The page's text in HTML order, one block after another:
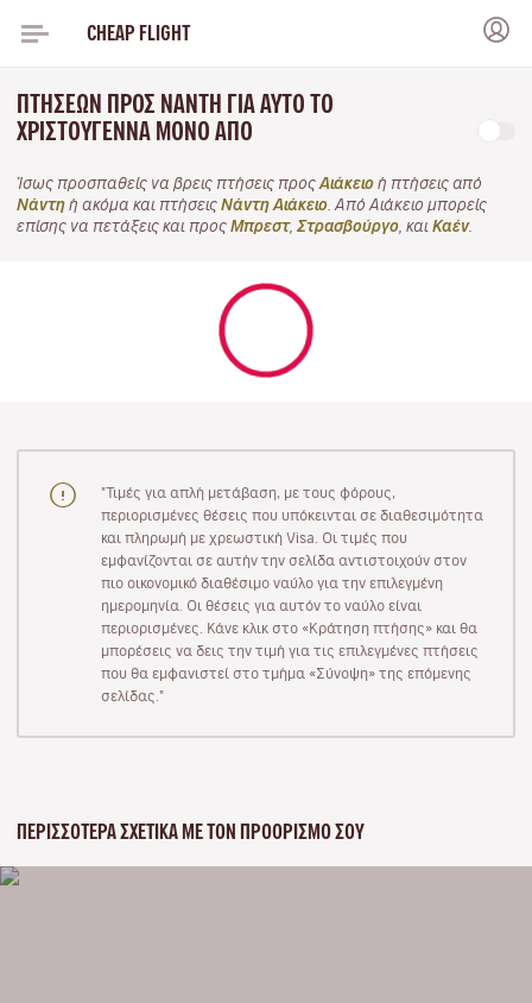
CHEAP FLIGHT
ΠΤΉΣΕΩΝ ΠΡΟΣ ΝΆΝΤΗ ΓΙΑ ΑΥΤΌ ΤΟ
ΧΡΙΣΤΟΎΓΕΝΝΑ ΜΌΝΟ ΑΠΌ
Ίσως προσπαθείς να βρεις πτήσεις προς Αιάκειο ή πτήσεις από
Νάντη ή ακόμα και πτήσεις Νάντη Αιάκειο . Από Αιάκειο μπορείς
επίσης να πετάξεις και προς Μπρεστ, Στρασβούργο , και Καέν.
"Τιμές για απλή μετάβαση, με τους φόρους,
περιορισμένες θέσεις που υπόκεινται σε διαθεσιμότητα
και πληρωμή με χρεωστική Visa. Οι τιμές που
εμφανίζονται σε αυτήν την σελίδα αντιστοιχούν στον
πιο οικονομικό διαθέσιμο ναύλο για την επιλεγμένη
ημερομηνία. Οι θέσεις για αυτόν το ναύλο είναι
περιορισμένες. Κάνε κλικ στο «Κράτηση πτήσης» και θα
μπορέσεις να δεις την τιμή για τις επιλεγμένες πτήσεις
που θα εμφανιστεί στο τμήμα «Σύνοψη» της επόμενης
σελίδας."
ΠΕΡΙΣΣΌΤΕΡΑ ΣΧΕΤΙΚΆ ΜΕ ΤΟΝ ΠΡΟΟΡΙΣΜΌ ΣΟΥ